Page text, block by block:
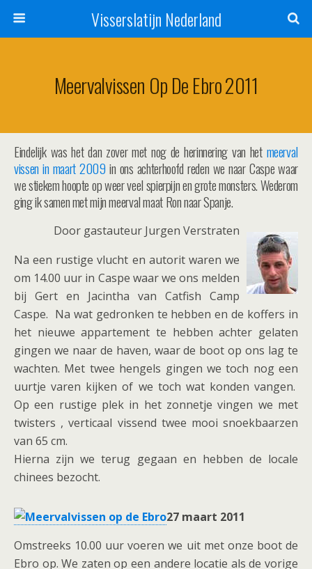
Visserslatijn Nederland
Meervalvissen Op De Ebro 2011
Eindelijk was het dan zover met nog de herinnering van het meerval
vissen in maart 2009 in ons achterhoofd reden we naar Caspe waar
we stiekem hoopte op weer veel spierpijn en grote monsters. Wederom
ging ik samen met mijn meerval maat Ron naar Spanje.
Door gastauteur Jurgen Verstraten
Na een rustige vlucht en autorit waren we
om 14.00 uur in Caspe waar we ons melden
bij Gert en Jacintha van Catfish Camp
Caspe. Na wat gedronken te hebben en de koffers in
het nieuwe appartement te hebben achter gelaten
gingen we naar de haven, waar de boot op ons lag te
wachten. Met twee hengels gingen we toch nog een
uurtje varen kijken of we toch wat konden vangen.
Op een rustige plek in het zonnetje vingen we met
twisters , verticaal vissend twee mooi snoekbaarzen
van 65 cm.
Hierna zijn we terug gegaan en hebben de locale
chinees bezocht.
27 maart 2011
Omstreeks 10.00 uur voeren we uit met onze boot de
Ebro op. We zaten op een andere locatie als de vorige